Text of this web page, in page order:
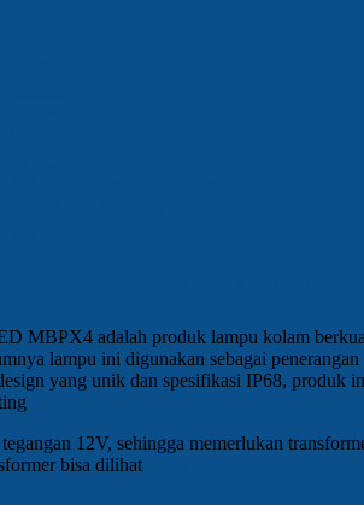
MBPX4 adalah produk lampu kolam
lampu ini digunakan sebagai
yang unik dan spesifikasi IP68, produk
12V, sehingga memerlukan
bisa dilihat